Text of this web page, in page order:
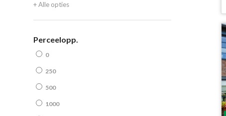
+ Alle opties
Perceelopp.
0
250
500
1000